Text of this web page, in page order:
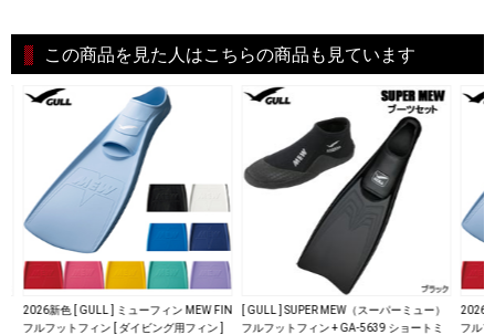
この商品を見た人はこちらの商品も見ています
2026新色 [ GULL ] ミューフィン MEW FIN
フルフットフィン [ ダイビング用フィン ]
[ GULL ] SUPER MEW（スーパーミュー）
フルフットフィン + GA-5639 ショートミ
2026
フル